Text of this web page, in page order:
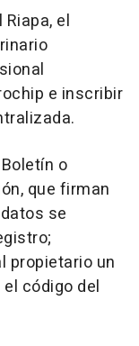
el
e inscribir
o
que firman
se
propietario un
código del